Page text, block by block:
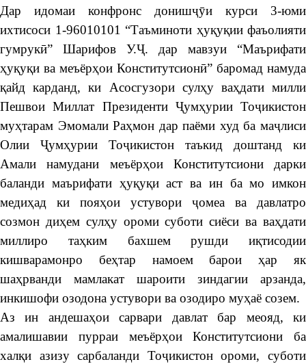
Дар идомаи конфронс донишҷӯи курси 3-юми
ихтисоси 1-96010101 “Таъминоти ҳуқуқии фаъолияти
гумрукӣ” Шарифов У.Ҷ. дар мавзуи “Маърифати
ҳуқуқи ва меъёрҳои Конститутсионӣ” баромад намуда
қайд карданд, ки Асосгузори сулҳу ваҳдати милли
Пешвои Миллат Президенти Ҷумҳурии Тоҷикистон
муҳтарам Эмомали Раҳмон дар паёми худ ба маҷлиси
Олии Ҷумҳурии Тоҷикистон таъкид доштанд ки
Амали намудани меъёрҳои Конститутсиони дарки
баланди маърифати ҳуқуқи аст ва ин ба мо имкон
медиҳад ки пояҳои устувори ҷомеа ва давлатро
созмон диҳем сулҳу ороми суботи сиёси ва ваҳдати
миллиро таҳким бахшем рушди иқтисодии
кишварамонро беҳтар намоем барои ҳар як
шаҳрванди мамлакат шароити зиндагии арзанда,
инкишофи озодона устувори ва озодиро муҳаё созем.
Аз ин андешаҳои сарвари давлат бар меояд, ки
амалишавии пурраи меъёрҳои Конститутсиони ба
халқи азизу сарбаланди Тоҷикистон ороми, суботи